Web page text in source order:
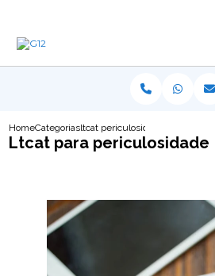
HomeCategoriasltcat periculosidade
Ltcat para periculosidade